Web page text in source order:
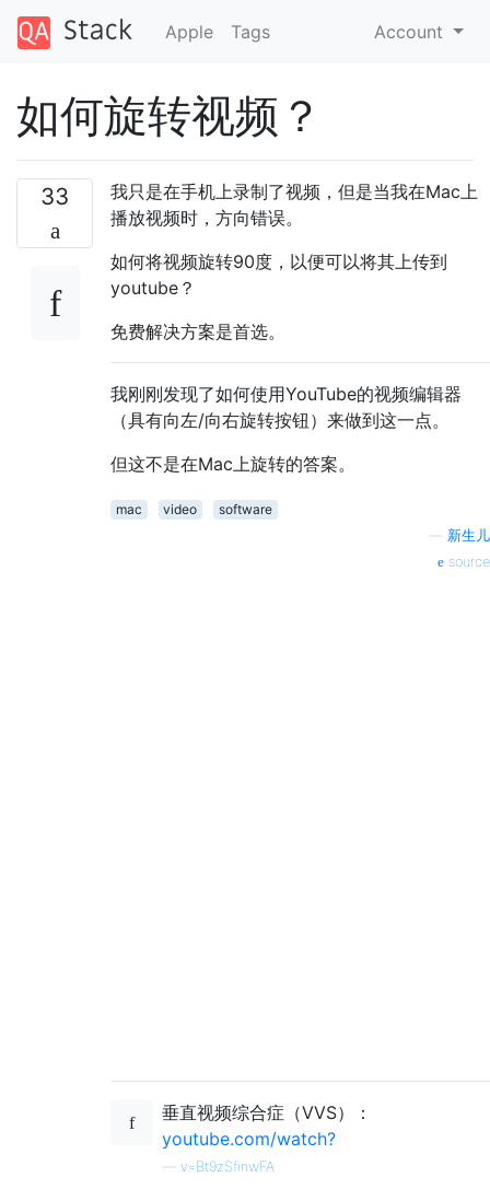
Apple Tags Account
如何旋转视频？
33
我只是在手机上录制了视频，但是当我在Mac上
播放视频时，方向错误。
如何将视频旋转90度，以便可以将其上传到
youtube？
免费解决方案是首选。
我刚刚发现了如何使用YouTube的视频编辑器
（具有向左/向右旋转按钮）来做到这一点。
但这不是在Mac上旋转的答案。
mac video
software
新生儿
source
垂直视频综合症（VVS）：
youtube.com/watch?
v=Bt9zSfinwFA